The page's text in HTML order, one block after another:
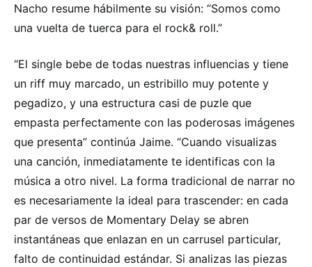
Nacho resume hábilmente su visión: “Somos como
una vuelta de tuerca para el rock& roll.”
“El single bebe de todas nuestras influencias y tiene
un riff muy marcado, un estribillo muy potente y
pegadizo, y una estructura casi de puzle que
empasta perfectamente con las poderosas imágenes
que presenta” continúa Jaime. “Cuando visualizas
una canción, inmediatamente te identificas con la
música a otro nivel. La forma tradicional de narrar no
es necesariamente la ideal para trascender: en cada
par de versos de Momentary Delay se abren
instantáneas que enlazan en un carrusel particular,
falto de continuidad estándar. Si analizas las piezas